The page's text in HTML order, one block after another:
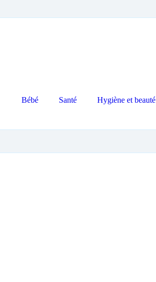
Bébé Santé Hygiène et beauté